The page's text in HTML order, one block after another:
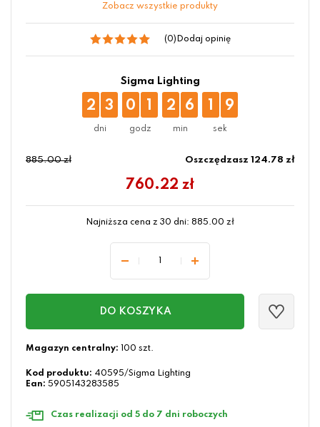
Zobacz wszystkie produkty
(0) Dodaj opinię
Sigma Lighting
2 3 0 1 2 6 1 8
885.00 zł Oszczędzasz 124.78 zł
760.22 zł
Najniższa cena z 30 dni: 885.00 zł
DO KOSZYKA
Magazyn centralny: 100 szt.
Kod produktu: 40595/Sigma Lighting
Ean: 5905143283585
Czas realizacji od 5 do 7 dni roboczych